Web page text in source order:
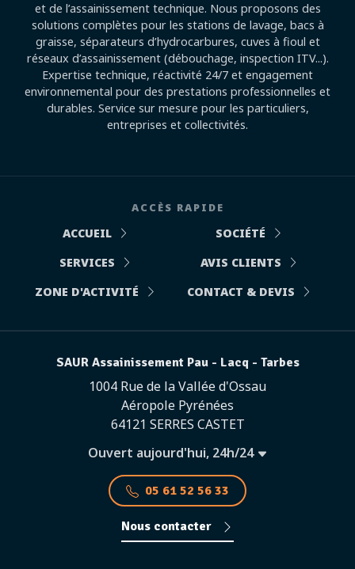
et de l’assainissement technique. Nous proposons des
solutions complètes pour les stations de lavage, bacs à
graisse, séparateurs d’hydrocarbures, cuves à fioul et
réseaux d’assainissement (débouchage, inspection ITV...).
Expertise technique, réactivité 24/7 et engagement
environnemental pour des prestations professionnelles et
durables. Service sur mesure pour les particuliers,
entreprises et collectivités.
ACCÈS RAPIDE
ACCUEIL
SOCIÉTÉ
SERVICES
AVIS CLIENTS
ZONE D'ACTIVITÉ
CONTACT & DEVIS
SAUR Assainissement Pau - Lacq - Tarbes
1004 Rue de la Vallée d'Ossau
Aéropole Pyrénées
64121 SERRES CASTET
Ouvert aujourd'hui, 24h/24
05 61 52 56 33
Nous contacter